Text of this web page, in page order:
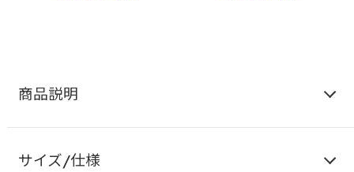
商品説明
サイズ/仕様